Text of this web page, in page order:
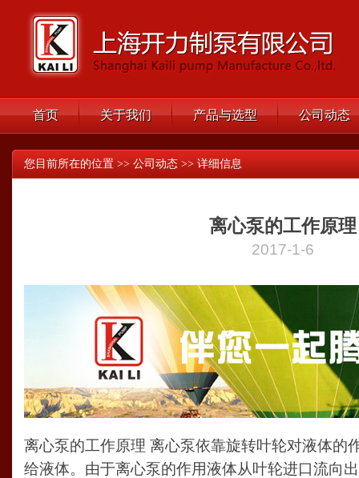
首页 关于我们 产品与选型 公司动态
您目前所在的位置 >> 公司动态 >> 详细信息
离心泵的工作原理
2017-1-6
离心泵的工作原理 离心泵依靠旋转叶轮对液体的
给液体。由于离心泵的作用液体从叶轮进口流向